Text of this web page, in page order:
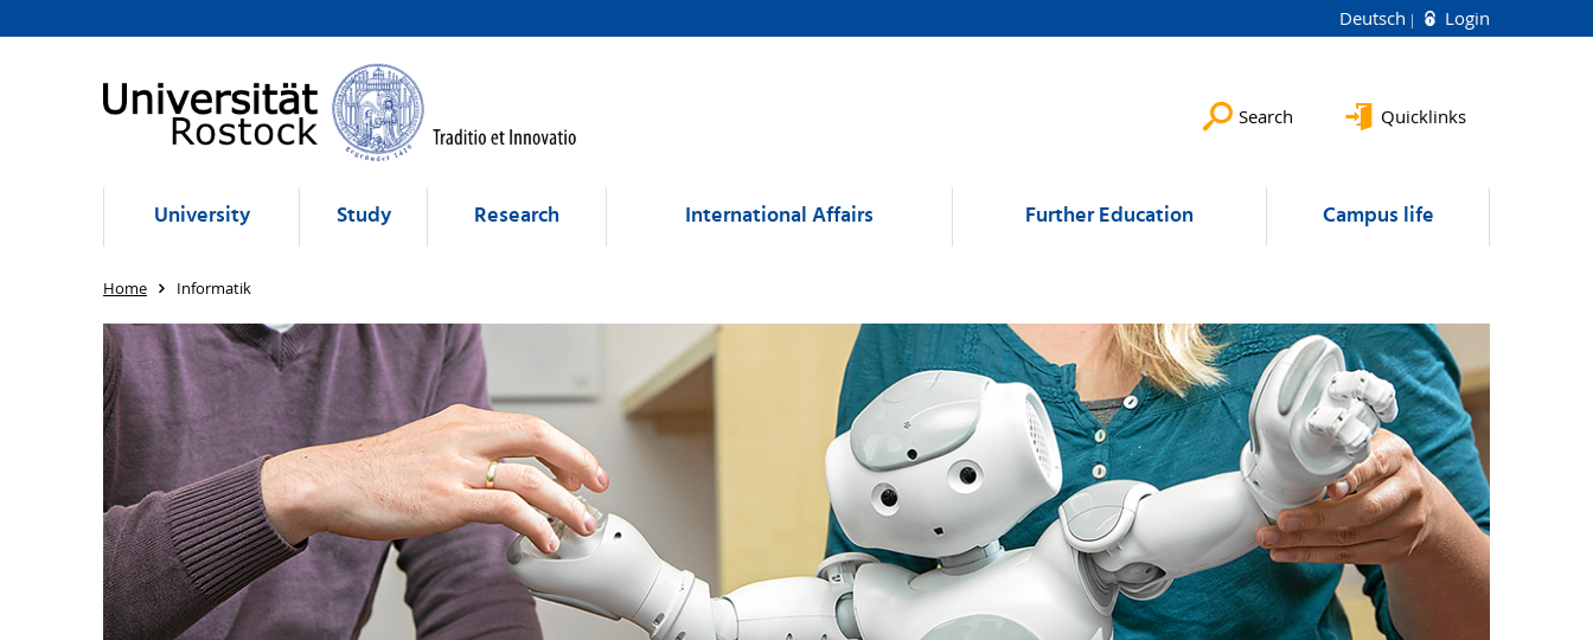
Deutsch Login
Search Quicklinks
University Study Research International Affairs Further Education Campus life
Home Informatik